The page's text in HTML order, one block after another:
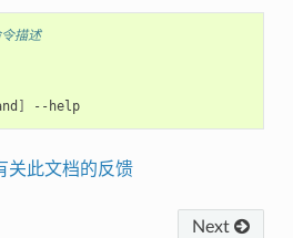
描述
--help
关此文档的反馈
Next